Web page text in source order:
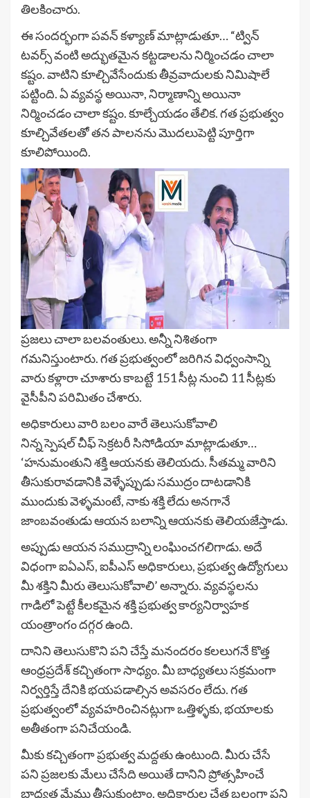
తిలకించారు.
ఈ సందర్భంగా పవన్ కళ్యాణ్ మాట్లాడుతూ… “ట్విన్
టవర్స్ వంటి అద్భుతమైన కట్టడాలను నిర్మించడం చాలా
కష్టం. వాటిని కూల్చివేసేందుకు తీవ్రవాదులకు నిమిషాలే
పట్టింది. ఏ వ్యవస్థ అయినా, నిర్మాణాన్ని అయినా
నిర్మించడం చాలా కష్టం. కూల్చేయడం తేలిక. గత ప్రభుత్వం
కూల్చివేతలతో తన పాలనను మొదలుపెట్టి పూర్తిగా
కూలిపోయింది.
ప్రజలు చాలా బలవంతులు. అన్నీ నిశితంగా
గమనిస్తుంటారు. గత ప్రభుత్వంలో జరిగిన విధ్వంసాన్ని
వారు కళ్లారా చూశారు కాబట్టే 151 సీట్ల నుంచి 11 సీట్లకు
వైసీపీని పరిమితం చేశారు.
అధికారులు వారి బలం వారే తెలుసుకోవాలి
నిన్న స్పెషల్ చీఫ్ సెక్రటరీ సిసోడియా మాట్లాడుతూ…
‘హనుమంతుని శక్తి ఆయనకు తెలియదు. సీతమ్మ వారిని
తీసుకురావడానికి వెళ్ళేప్పుడు సముద్రం దాటడానికి
ముందుకు వెళ్ళమంటే, నాకు శక్తి లేదు అనగానే
జాంబవంతుడు ఆయన బలాన్ని ఆయనకు తెలియజేస్తాడు.
అప్పుడు ఆయన సముద్రాన్ని లంఘించగలిగాడు. అదే
విధంగా ఐఏఎస్, ఐపీఎస్ అధికారులు, ప్రభుత్వ ఉద్యోగులు
మీ శక్తిని మీరు తెలుసుకోవాలి’ అన్నారు. వ్యవస్థలను
గాడిలో పెట్టే కీలకమైన శక్తి ప్రభుత్వ కార్యనిర్వాహక
యంత్రాంగం దగ్గర ఉంది.
దానిని తెలుసుకొని పని చేస్తే మనందరం కలలుగనే కొత్త
ఆంధ్రప్రదేశ్ కచ్చితంగా సాధ్యం. మీ బాధ్యతలు సక్రమంగా
నిర్వర్తిస్తే దేనికి భయపడాల్సిన అవసరం లేదు. గత
ప్రభుత్వంలో వ్యవహరించినట్లుగా ఒత్తిళ్ళకు, భయాలకు
అతీతంగా పనిచేయండి.
మీకు కచ్చితంగా ప్రభుత్వ మద్దతు ఉంటుంది. మీరు చేసే
పని ప్రజలకు మేలు చేసేది అయితే దానిని ప్రోత్సహించే
బాధ్యత మేము తీసుకుంటాం. అధికారుల చేత బలంగా పని